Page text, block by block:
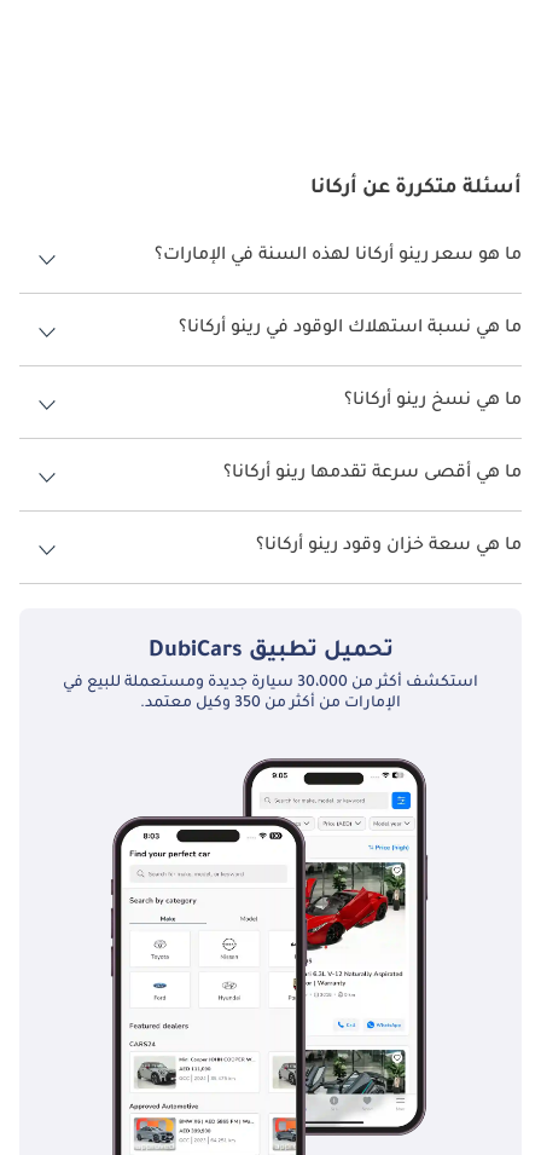
أسئلة متكررة عن أركانا
ما هو سعر رينو أركانا لهذه السنة في الإمارات؟
رينو أركانا لهذه السنة في الإمارات هو TBD.
ما هي نسبة استهلاك الوقود في رينو أركانا؟
اقترحت الشركة المصنعة أن تكون نسبة توفير استهلاك الوقود لسيارة رينو
أركانا هو TBD.
ما هي نسخ رينو أركانا؟
نسخ رينو أركانا هي .
ما هي أقصى سرعة تقدمها رينو أركانا؟
السرعة القصوى رينو أركانا هي TBD.
ما هي سعة خزان وقود رينو أركانا؟
تبلغ سعة خزان الوقود في رينو أركانا TBD.
تحميل تطبيق DubiCars
استكشف أكثر من 30،000 سيارة جديدة ومستعملة للبيع في
الإمارات من أكثر من 350 وكيل معتمد.